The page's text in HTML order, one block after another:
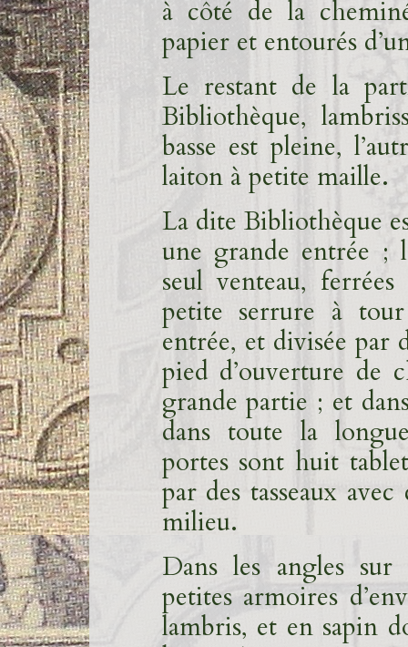
à côté de la
papier et entourés
Le restant de la
Bibliothèque,
basse est pleine,
laiton à petite maille.
La dite Bibliothèque
une grande entrée ;
seul venteau,
petite serrure à
entrée, et divisée par
pied d’ouverture de
grande partie ; et
dans toute la
portes sont huit
par des tasseaux
milieu.
Dans les angles
petites armoires
lambris, et en sapin